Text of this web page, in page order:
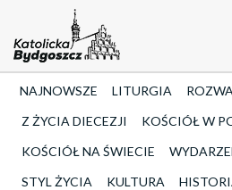
NAJNOWSZE LITURGIA
Z ŻYCIA DIECEZJI
KOŚCIÓŁ W
KOŚCIÓŁ NA ŚWIECIE
STYL ŻYCIA
KULTURA